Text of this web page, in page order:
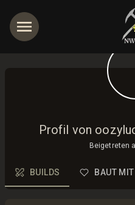
Profil von
Beigetreten
BUILDS BAUT